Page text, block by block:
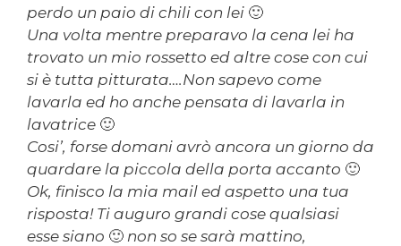
perdo un paio di chili con lei 🙂
Una volta mentre preparavo la cena lei ha
trovato un mio rossetto ed altre cose con cui
si è tutta pitturata….Non sapevo come
lavarla ed ho anche pensata di lavarla in
lavatrice 🙂
Cosi’, forse domani avrò ancora un giorno da
quardare la piccola della porta accanto 🙂
Ok, finisco la mia mail ed aspetto una tua
risposta! Ti auguro grandi cose qualsiasi
esse siano 🙂 non so se sarà mattino,